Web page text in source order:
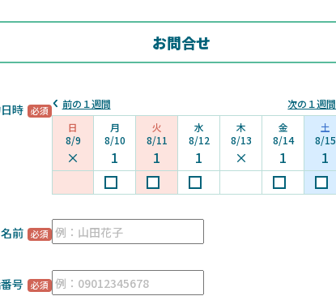
お問合せ
時 前の１週間
次の１週間
日
8/9
×
月
8/10
1
火
8/11
1
水
8/12
1
木
8/13
×
金
8/14
1
土
8/15
1
前
号